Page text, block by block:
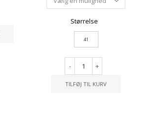
Størrelse
41
- +
TILFØJ TIL KURV